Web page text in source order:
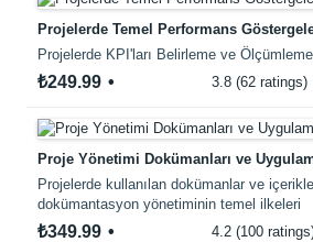
Projelerde Temel Performans
Projelerde KPI'ları Belirleme ve Ölçümleme
₺249.99 3.8 (62 ratings)
Proje Yönetimi Dokümanları ve
Projelerde kullanılan dokümanlar ve
dokümantasyon yönetiminin temel ilkeleri
₺349.99 4.2 (100